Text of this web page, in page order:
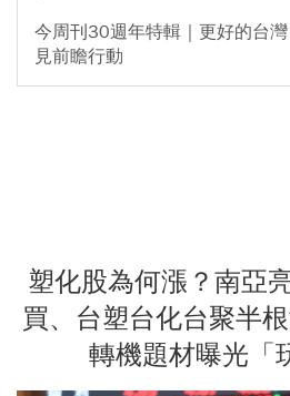
今周刊30週年特輯｜更好的台
見前瞻行動
塑化股為何漲？南亞
買、台塑台化台聚半
轉機題材曝光「